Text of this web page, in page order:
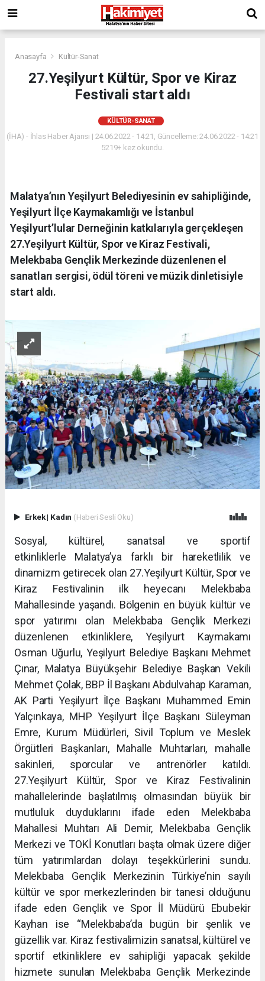
Anasayfa Kültür-Sanat
27.Yeşilyurt Kültür, Spor ve Kiraz
Festivali start aldı
KÜLTÜR-SANAT
(İHA) - İhlas Haber Ajansı | 24.06.2022 - 14:21, Güncelleme: 24.06.2022 - 14:21
5219+ kez okundu.
Malatya’nın Yeşilyurt Belediyesinin ev sahipliğinde,
Yeşilyurt İlçe Kaymakamlığı ve İstanbul
Yeşilyurt’lular Derneğinin katkılarıyla gerçekleşen
27.Yeşilyurt Kültür, Spor ve Kiraz Festivali,
Melekbaba Gençlik Merkezinde düzenlenen el
sanatları sergisi, ödül töreni ve müzik dinletisiyle
start aldı.
Erkek| Kadın (Haberi Sesli Oku)
Sosyal, kültürel, sanatsal ve sportif
etkinliklerle Malatya’ya farklı bir hareketlilik ve
dinamizm getirecek olan 27.Yeşilyurt Kültür, Spor ve
Kiraz Festivalinin ilk heyecanı Melekbaba
Mahallesinde yaşandı. Bölgenin en büyük kültür ve
spor yatırımı olan Melekbaba Gençlik Merkezi
düzenlenen etkinliklere, Yeşilyurt Kaymakamı
Osman Uğurlu, Yeşilyurt Belediye Başkanı Mehmet
Çınar, Malatya Büyükşehir Belediye Başkan Vekili
Mehmet Çolak, BBP İl Başkanı Abdulvahap Karaman,
AK Parti Yeşilyurt İlçe Başkanı Muhammed Emin
Yalçınkaya, MHP Yeşilyurt İlçe Başkanı Süleyman
Emre, Kurum Müdürleri, Sivil Toplum ve Meslek
Örgütleri Başkanları, Mahalle Muhtarları, mahalle
sakinleri, sporcular ve antrenörler katıldı.
27.Yeşilyurt Kültür, Spor ve Kiraz Festivalinin
mahallelerinde başlatılmış olmasından büyük bir
mutluluk duyduklarını ifade eden Melekbaba
Mahallesi Muhtarı Ali Demir, Melekbaba Gençlik
Merkezi ve TOKİ Konutları başta olmak üzere diğer
tüm yatırımlardan dolayı teşekkürlerini sundu.
Melekbaba Gençlik Merkezinin Türkiye’nin sayılı
kültür ve spor merkezlerinden bir tanesi olduğunu
ifade eden Gençlik ve Spor İl Müdürü Ebubekir
Kayhan ise “Melekbaba’da bugün bir şenlik ve
güzellik var. Kiraz festivalimizin sanatsal, kültürel ve
sportif etkinliklere ev sahipliği yapacak şekilde
hizmete sunulan Melekbaba Gençlik Merkezinde